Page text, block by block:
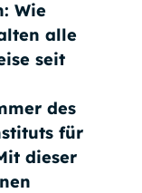
Wie
alle
seit
des
für
dieser